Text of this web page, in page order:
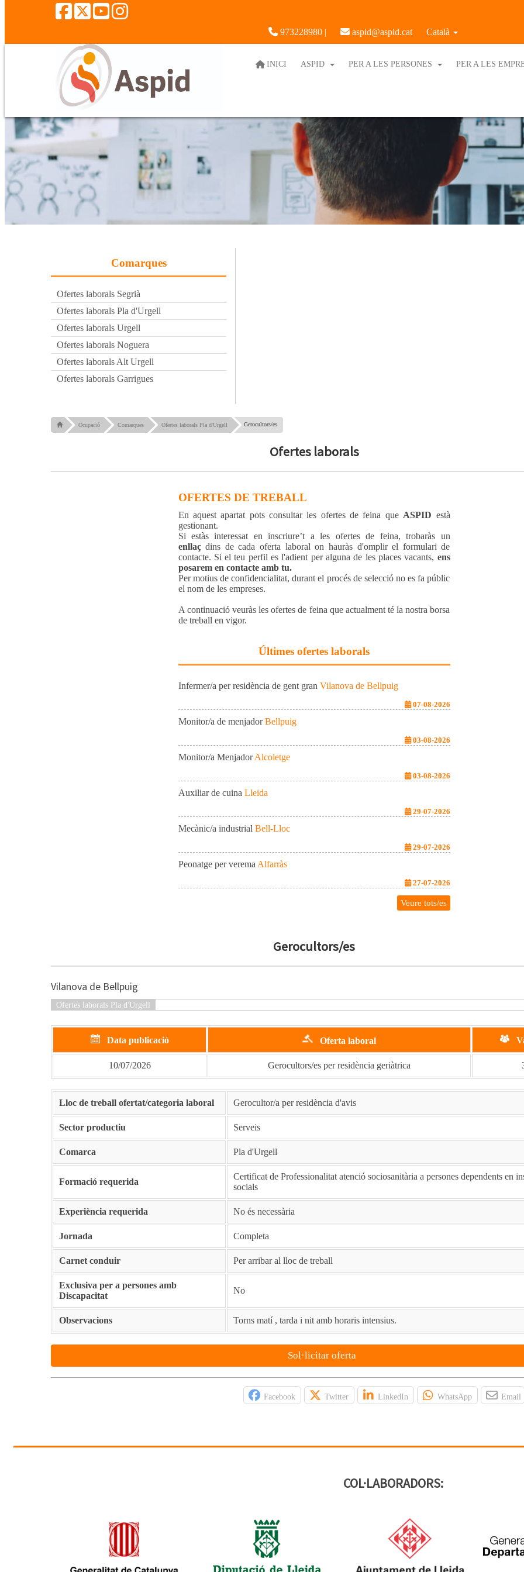
973228980 | aspid@aspid.cat Català
INICI ASPID PER A LES PERSONES PER A LES
Comarques
Ofertes laborals Segrià
Ofertes laborals Pla d'Urgell
Ofertes laborals Urgell
Ofertes laborals Noguera
Ofertes laborals Alt Urgell
Ofertes laborals Garrigues
Ocupació Comarques Ofertes laborals Pla d'Urgell Gerocultors/es
Ofertes laborals
OFERTES DE TREBALL
En aquest apartat pots consultar les ofertes de feina que ASPID està
gestionant.
Si estàs interessat en inscriure’t a les ofertes de feina, trobaràs un
enllaçdins de cada oferta laboral on hauràs d'omplir el formulari de
contacte. Si el teu perfil es l'adient per alguna de les places vacants, ens
posarem en contacte amb tu.
Per motius de confidencialitat, durant el procés de selecció no es fa públic
el nom de les empreses.
A continuació veuràs les ofertes de feina que actualment té la nostra borsa
de treball en vigor.
Últimes ofertes laborals
Infermer/a per residència de gent gran Vilanova de Bellpuig
07-08-2026
Monitor/a de menjador Bellpuig
03-08-2026
Monitor/a Menjador Alcoletge
03-08-2026
Auxiliar de cuina Lleida
29-07-2026
Mecànic/a industrial Bell-Lloc
29-07-2026
Peonatge per verema Alfarràs
27-07-2026
Veure tots/es
Gerocultors/es
Vilanova de Bellpuig
Ofertes laborals Pla d'Urgell
Data publicació Oferta laboral
10/07/2026 Gerocultors/es per residència geriàtrica
Lloc de treball ofertat/categoria laboral Gerocultor/a per residència d'avis
Sector productiu Serveis
Comarca Pla d'Urgell
Formació requerida
Certificat de Professionalitat atenció sociosanitària a persones dependents en
socials
Experiència requerida No és necessària
Jornada Completa
Carnet conduir Per arribar al lloc de treball
Exclusiva per a persones amb
Discapacitat
No
Observacions Torns matí , tarda i nit amb horaris intensius.
Sol·licitar oferta
Facebook Twitter LinkedIn WhatsApp Email
COL·LABORADORS: